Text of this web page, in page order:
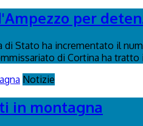
per
di Stato ha incrementato il
di Cortina ha
Notizie
in montagna